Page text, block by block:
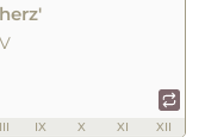
IX X XI XII